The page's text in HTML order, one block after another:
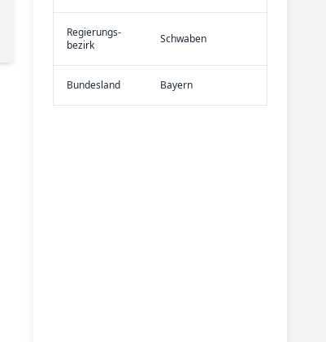
Re­gier­ungs­
bezirk
Schwaben
Bundes­land Bayern